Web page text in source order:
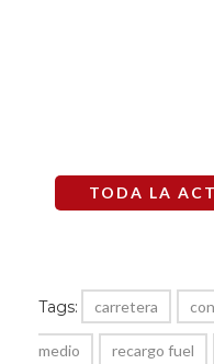
TODA LA
Tags: carretera
medio recargo fuel